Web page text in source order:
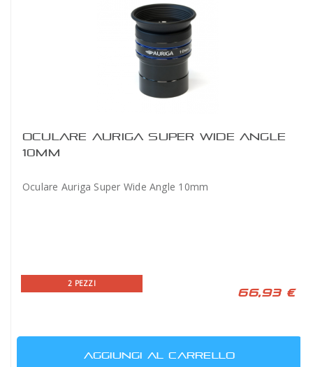
OCULARE AURIGA SUPER WIDE ANGLE
10MM
Oculare Auriga Super Wide Angle 10mm
2 PEZZI
66,93 €
AGGIUNGI AL CARRELLO